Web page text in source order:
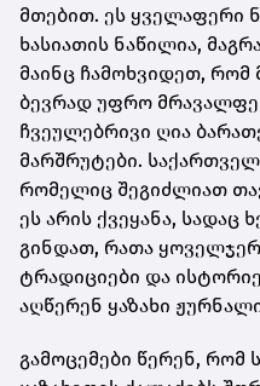
მთებით. ეს ყველაფერი
ხასიათის ნაწილია,
მაინც ჩამოხვიდეთ,
ბევრად უფრო
ჩვეულებრივი ღია
მარშრუტები.
რომელიც შეგიძლიათ
ეს არის ქვეყანა, სადაც
გინდათ, რათა
ტრადიციები და
აღწერენ ყაზახი
გამოცემები წერენ, რომ